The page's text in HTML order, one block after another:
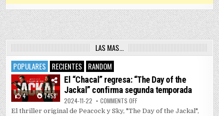
LAS MAS…
POPULARES
RECIENTES RANDOM
4 7458
El “Chacal” regresa: “The Day of the
Jackal” confirma segunda temporada
2024-11-22 COMMENTS OFFON EL “CHACAL” REGRESA: “THE
El thriller original de Peacock y Sky, "The Day of the Jackal",